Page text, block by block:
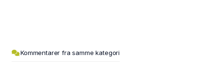
Kommentarer fra samme kategori